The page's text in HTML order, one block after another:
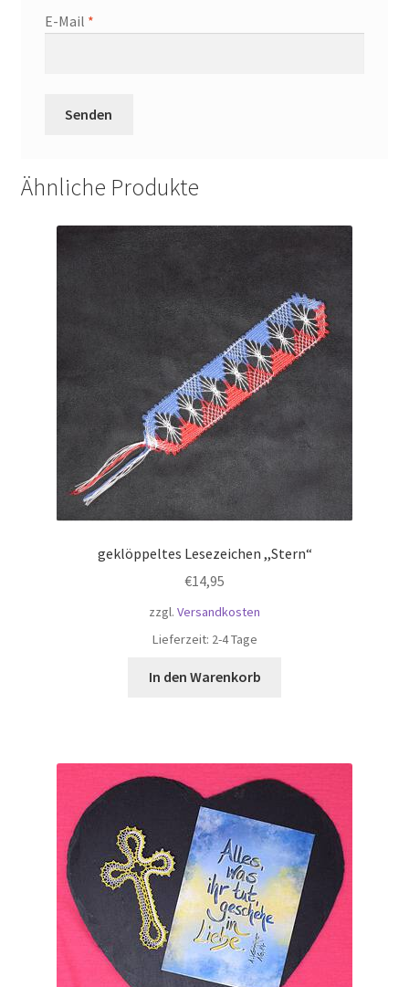
E-Mail *
Ähnliche Produkte
geklöppeltes Lesezeichen ,,Stern“
€14,95
zzgl. Versandkosten
Lieferzeit: 2-4 Tage
In den Warenkorb